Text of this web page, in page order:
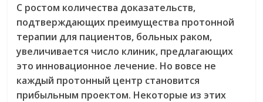
С ростом количества доказательств,
подтверждающих преимущества протонной
терапии для пациентов, больных раком,
увеличивается число клиник, предлагающих
это инновационное лечение. Но вовсе не
каждый протонный центр становится
прибыльным проектом. Некоторые из этих